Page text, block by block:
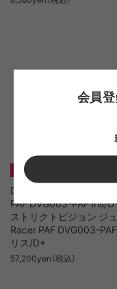
DISTRICT VISION Junya
PAF DVG003-PAF Iris/
ストリクトビジョン ジ
Racer PAF DVG003-
リス/D+
57,200yen（税込）
会員